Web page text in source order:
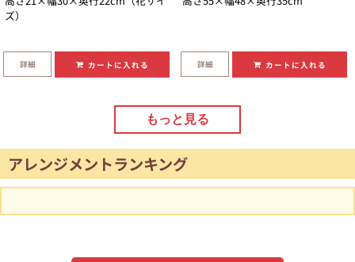
ズ）
詳細 カートに入れる 詳細 カートに入れる
もっと見る
アレンジメントランキング